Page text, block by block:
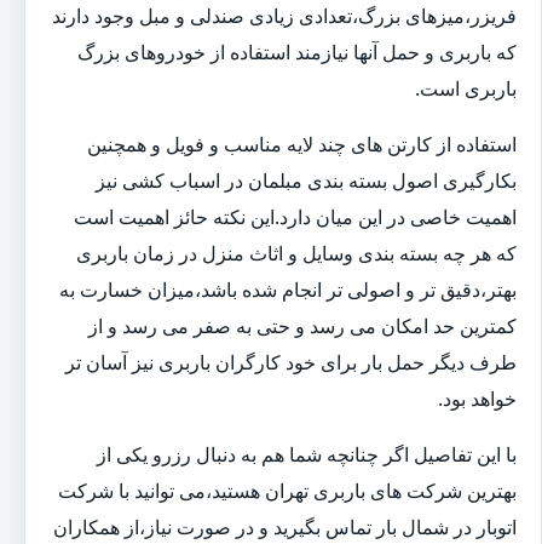
فریزر،میزهای بزرگ،تعدادی زیادی صندلی و مبل وجود دارند
که باربری و حمل آنها نیازمند استفاده از خودروهای بزرگ
باربری است.
استفاده از کارتن های چند لایه مناسب و فویل و همچنین
بکارگیری اصول بسته بندی مبلمان در اسباب کشی نیز
اهمیت خاصی در این میان دارد.این نکته حائز اهمیت است
که هر چه بسته بندی وسایل و اثاث منزل در زمان باربری
بهتر،دقیق تر و اصولی تر انجام شده باشد،میزان خسارت به
کمترین حد امکان می رسد و حتی به صفر می رسد و از
طرف دیگر حمل بار برای خود کارگران باربری نیز آسان تر
خواهد بود.
با این تفاصیل اگر چنانچه شما هم به دنبال رزرو یکی از
بهترین شرکت های باربری تهران هستید،می توانید با شرکت
اتوبار در شمال بار تماس بگیرید و در صورت نیاز،از همکاران